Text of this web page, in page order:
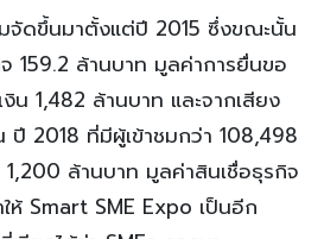
จัดขึ้นมาตั้งแต่ปี 2015 ซึ่งขณะนั้น
159.2 ล้านบาท มูลค่าการยื่นขอ
น 1,482 ล้านบาท และจากเสียง
ปี 2018 ที่มีผู้เข้าชมกว่า 108,498
ล้านบาท มูลค่าสินเชื่อธุรกิจ
ห้ Smart SME Expo เป็นอีก